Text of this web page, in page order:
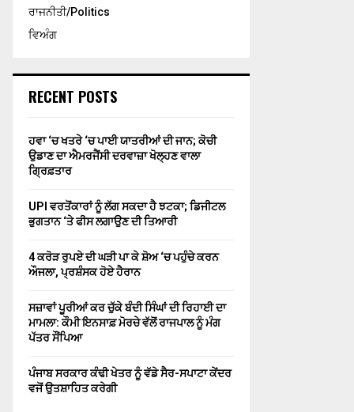
ਰਾਜਨੀਤੀ/Politics
ਵਿਅੰਗ
RECENT POSTS
ਹਵਾ ‘ਚ ਖਤਰੇ ‘ਚ ਪਾਈ ਯਾਤਰੀਆਂ ਦੀ ਜਾਨ; ਕੋਚੀ
ਉਡਾਣ ਦਾ ਐਮਰਜੈਂਸੀ ਦਰਵਾਜ਼ਾ ਖੋਲ੍ਹਣ ਵਾਲਾ
ਗ੍ਰਿਫ਼ਤਾਰ
UPI ਵਰਤੋਂਕਾਰਾਂ ਨੂੰ ਲੱਗ ਸਕਦਾ ਹੈ ਝਟਕਾ; ਡਿਜੀਟਲ
ਭੁਗਤਾਨ ‘ਤੇ ਫੀਸ ਲਗਾਉਣ ਦੀ ਤਿਆਰੀ
4 ਕਰੋੜ ਰੁਪਏ ਦੀ ਘੜੀ ਪਾ ਕੇ ਸ਼ੋਅ ‘ਚ ਪਹੁੰਚੇ ਕਰਨ
ਔਜਲਾ, ਪ੍ਰਸ਼ੰਸਕ ਹੋਏ ਹੈਰਾਨ
ਸਜ਼ਾਵਾਂ ਪੂਰੀਆਂ ਕਰ ਚੁੱਕੇ ਬੰਦੀ ਸਿੰਘਾਂ ਦੀ ਰਿਹਾਈ ਦਾ
ਮਾਮਲਾ: ਕੌਮੀ ਇਨਸਾਫ਼ ਮੋਰਚੇ ਵੱਲੋਂ ਰਾਜਪਾਲ ਨੂੰ ਮੰਗ
ਪੱਤਰ ਸੌਂਪਿਆ
ਪੰਜਾਬ ਸਰਕਾਰ ਕੰਢੀ ਖੇਤਰ ਨੂੰ ਵੱਡੇ ਸੈਰ-ਸਪਾਟਾ ਕੇਂਦਰ
ਵਜੋਂ ਉਤਸ਼ਾਹਿਤ ਕਰੇਗੀ